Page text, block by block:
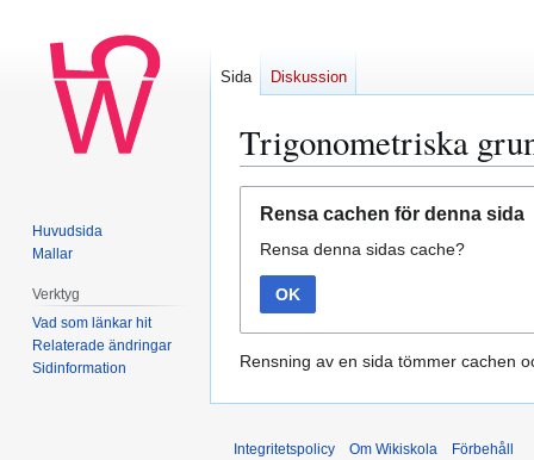
Trigonometriska
navigering
sök
Rensa cachen för denna sida
Rensa denna sidas cache?
OK
Rensning av en sida tömmer cachen
Sida Diskussion
Huvudsida
Mallar
Verktyg
Vad som länkar hit
Relaterade ändringar
Sidinformation
Integritetspolicy Om Wikiskola Förbehåll